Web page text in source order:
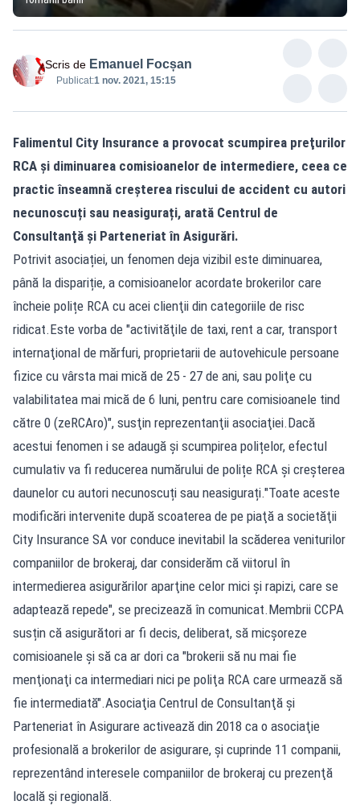
Scris de Emanuel Focșan
Publicat:1 nov. 2021, 15:15
Falimentul City Insurance a provocat scumpirea preţurilor
RCA şi diminuarea comisioanelor de intermediere, ceea ce
practic înseamnă creșterea riscului de accident cu autori
necunoscuți sau neasigurați, arată Centrul de
Consultanţă şi Parteneriat în Asigurări.
Potrivit asociației, un fenomen deja vizibil este diminuarea,
până la dispariție, a comisioanelor acordate brokerilor care
încheie polițe RCA cu acei clienţii din categoriile de risc
ridicat.Este vorba de "activităţile de taxi, rent a car, transport
internaţional de mărfuri, proprietarii de autovehicule persoane
fizice cu vârsta mai mică de 25 - 27 de ani, sau poliţe cu
valabilitatea mai mică de 6 luni, pentru care comisioanele tind
către 0 (zeRCAro)", susţin reprezentanţii asociaţiei.Dacă
acestui fenomen i se adaugă și scumpirea polițelor, efectul
cumulativ va fi reducerea numărului de polițe RCA și creșterea
daunelor cu autori necunoscuți sau neasigurați."Toate aceste
modificări intervenite după scoaterea de pe piaţă a societăţii
City Insurance SA vor conduce inevitabil la scăderea veniturilor
companiilor de brokeraj, dar considerăm că viitorul în
intermedierea asigurărilor aparţine celor mici şi rapizi, care se
adaptează repede", se precizează în comunicat.Membrii CCPA
susțin că asigurători ar fi decis, deliberat, să micșoreze
comisioanele și să ca ar dori ca "brokerii să nu mai fie
menţionaţi ca intermediari nici pe poliţa RCA care urmează să
fie intermediată".Asociaţia Centrul de Consultanţă şi
Parteneriat în Asigurare activează din 2018 ca o asociaţie
profesională a brokerilor de asigurare, şi cuprinde 11 companii,
reprezentând interesele companiilor de brokeraj cu prezenţă
locală şi regională.